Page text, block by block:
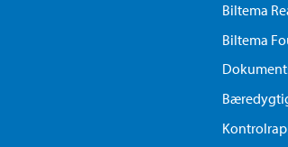
Biltema
Biltema